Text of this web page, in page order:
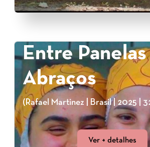
Entre Panelas
Abraços
(Rafael Martinez | Brasil | 2025 |
Ver + detalhes